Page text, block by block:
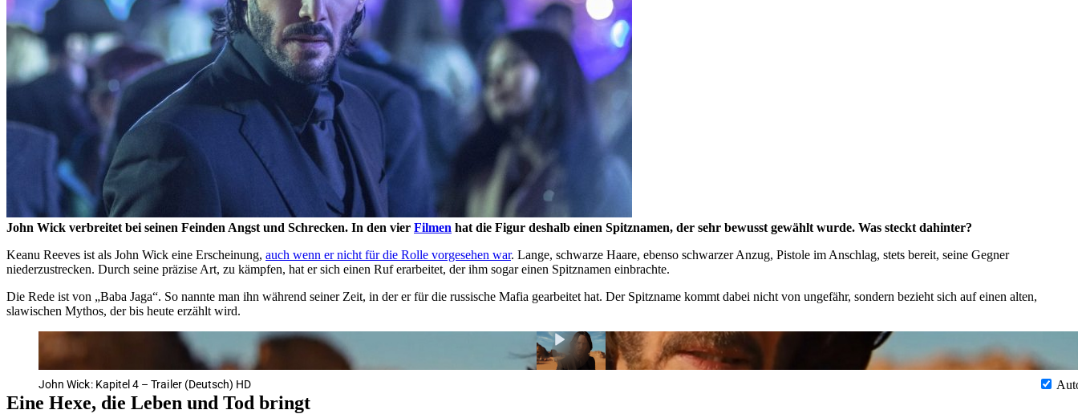
John Wick verbreitet bei seinen Feinden Angst und Schrecken. In den vier Filmen hat die Figur deshalb einen Spitznamen, der sehr bewusst gewählt wurde. Was steckt dahinter?
Keanu Reeves ist als John Wick eine Erscheinung, auch wenn er nicht für die Rolle vorgesehen war. Lange, schwarze Haare, ebenso schwarzer Anzug, Pistole im Anschlag, stets bereit, seine Gegner
niederzustrecken. Durch seine präzise Art, zu kämpfen, hat er sich einen Ruf erarbeitet, der ihm sogar einen Spitznamen einbrachte.
Die Rede ist von „Baba Jaga“. So nannte man ihn während seiner Zeit, in der er für die russische Mafia gearbeitet hat. Der Spitzname kommt dabei nicht von ungefähr, sondern bezieht sich auf einen alten,
slawischen Mythos, der bis heute erzählt wird.
John Wick: Kapitel 4 – Trailer (Deutsch) HD
Eine Hexe, die Leben und Tod bringt